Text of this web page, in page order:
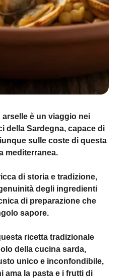
arselle è un viaggio nei
della Sardegna, capace di
sulle coste di questa
mediterranea.
di storia e tradizione,
degli ingredienti
di preparazione che
sapore.
ricetta tradizionale
della cucina sarda,
unico e inconfondibile,
ama la pasta e i frutti di